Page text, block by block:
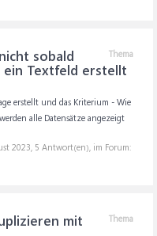
Thema
sobald
Textfeld erstellt
erstellt und das Kriterium - Wie
alle Datensätze angezeigt
2023, 5 Antwort(en), im Forum:
Thema
mit